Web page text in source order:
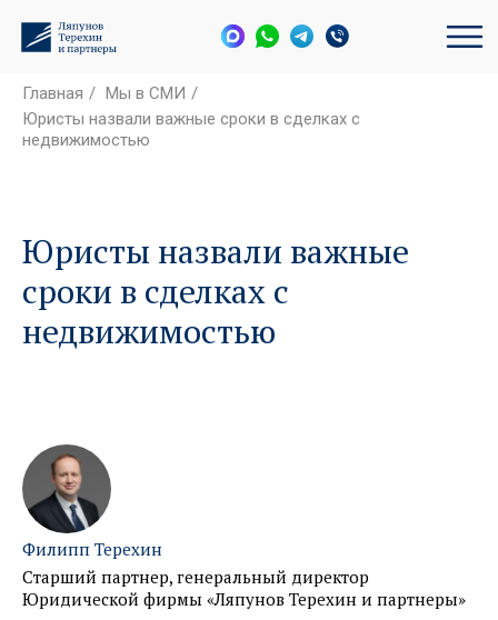
Главная / Мы в СМИ /
Юристы назвали важные сроки в сделках с
недвижимостью
Юристы назвали важные
сроки в сделках с
недвижимостью
Филипп Терехин
Старший партнер, генеральный директор
Юридической фирмы «Ляпунов Терехин и партнеры»